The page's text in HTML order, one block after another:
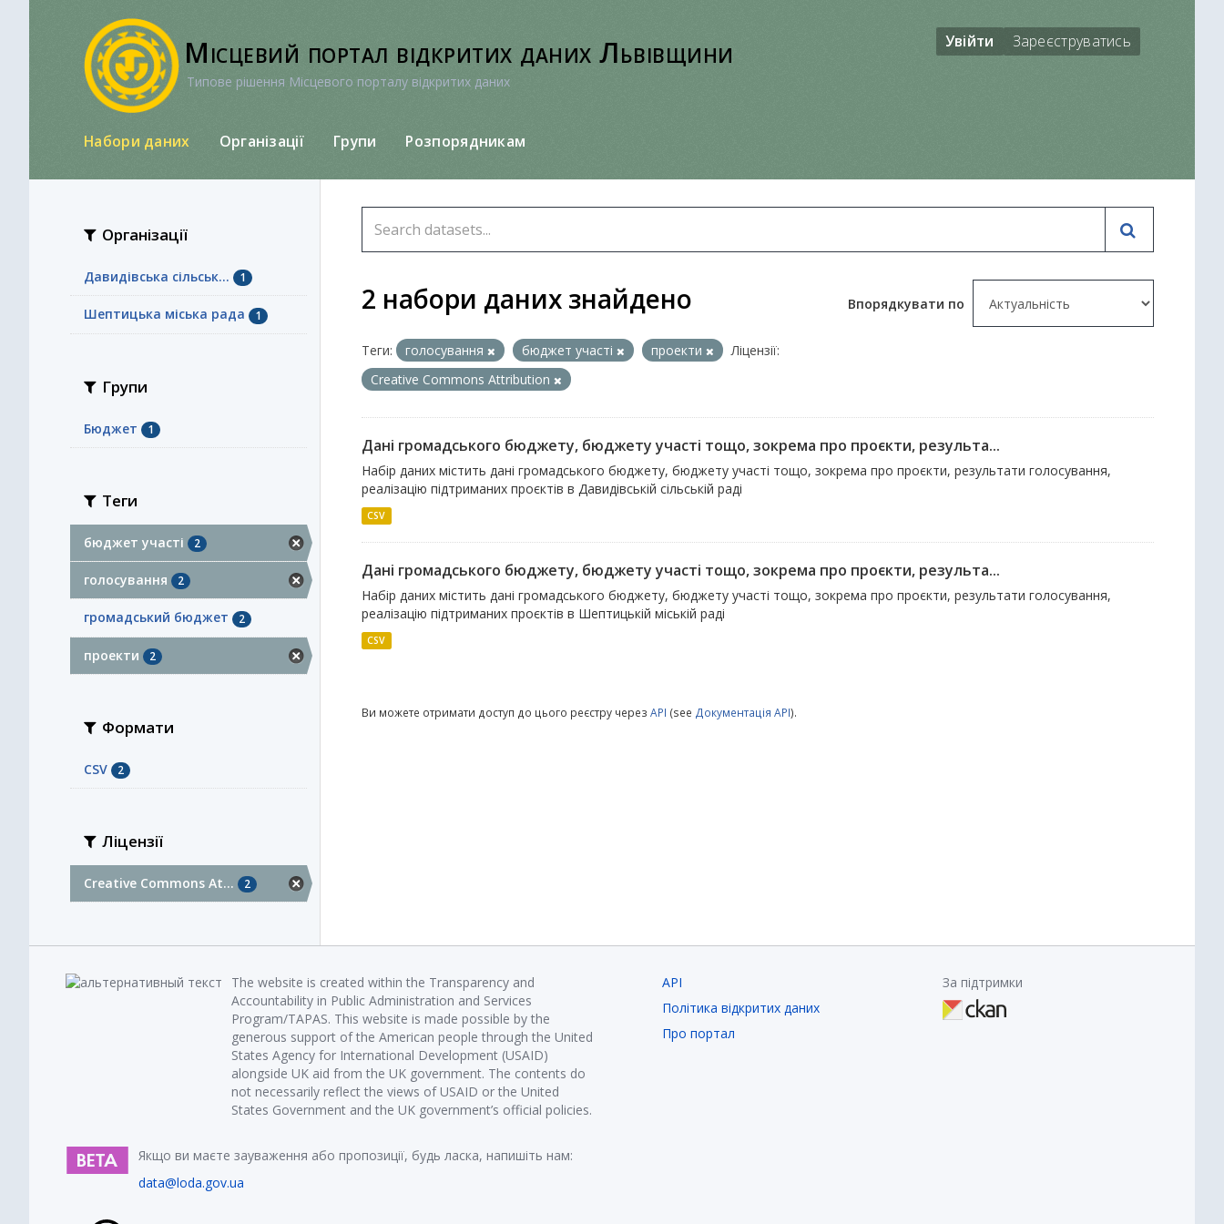
Місцевий портал відкритих даних Львівщини
Типове рішення Місцевого порталу відкритих даних
Увійти Зареєструватись
Набори даних Організації Групи Розпорядникам
Організації
Давидівська сільськ... 1
Шептицька міська рада 1
Групи
Бюджет 1
Теги
бюджет участі 2
голосування 2
громадський бюджет 2
проекти 2
Формати
CSV 2
Ліцензії
Creative Commons At... 2
Впорядкувати по
2 набори даних знайдено
Теги: голосування бюджет участі проекти
Ліцензії:
Creative Commons Attribution
Дані громадського бюджету, бюджету участі тощо, зокрема про проєкти, результа...
Набір даних містить дані громадського бюджету, бюджету участі тощо, зокрема про проєкти, результати голосування,
реалізацію підтриманих проєктів в Давидівській сільській раді
CSV
Дані громадського бюджету, бюджету участі тощо, зокрема про проєкти, результа...
Набір даних містить дані громадського бюджету, бюджету участі тощо, зокрема про проєкти, результати голосування,
реалізацію підтриманих проєктів в Шептицькій міській раді
CSV
Ви можете отримати доступ до цього реєстру через API (see Документація API).
The website is created within the Transparency and
Accountability in Public Administration and Services
Program/TAPAS. This website is made possible by the
generous support of the American people through the United
States Agency for International Development (USAID)
alongside UK aid from the UK government. The contents do
not necessarily reflect the views of USAID or the United
States Government and the UK government’s official policies.
Якщо ви маєте зауваження або пропозиції, будь ласка, напишіть нам:
data@loda.gov.ua
API
Політика відкритих даних
Про портал
За підтримки